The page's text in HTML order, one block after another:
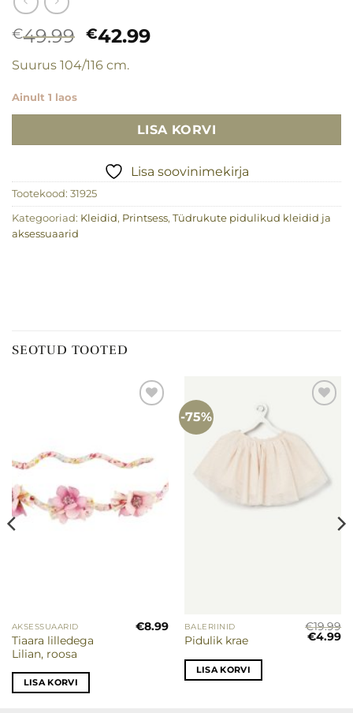
€49.99 Algne
hind
oli:
€42.99Praegune
Suurus 104/116 cm.
Ainult 1 laos
LISA KORVI
Lisa soovinimekirja
Tootekood: 31925
Kategooriad: Kleidid, Printsess, Tüdrukute pidulikud kleidid ja
aksessuaarid
SEOTUD TOOTED
AKSESSUAARID
Tiaara lilledega
Lilian, roosa
€8.99
LISA KORVI
-75%
soovinimekirja
BALERIINID
Pidulik krae
€19.99
Algne
€4.99
LISA KORVI